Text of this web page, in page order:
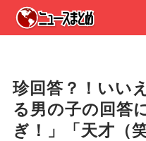
珍回答？！いい
る男の子の回答
ぎ！」「天才（笑